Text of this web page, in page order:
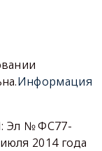
Информация
Эл № ФС77-
2014 года